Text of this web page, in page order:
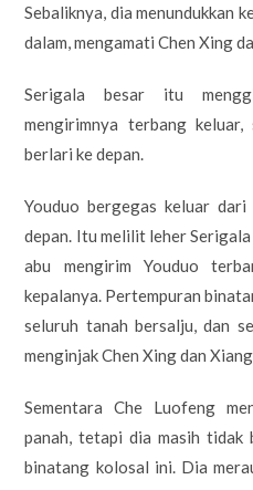
Sebaliknya, dia menundukkan
dalam, mengamati Chen Xing
Serigala besar itu
mengirimnya terbang
berlari ke depan.
Youduo bergegas keluar
depan. Itu melilit leher
abu mengirim Youduo
kepalanya. Pertempuran
seluruh tanah bersalju, dan
menginjak Chen Xing dan
Sementara Che Luofeng
panah, tetapi dia masih tidak
binatang kolosal ini. Dia